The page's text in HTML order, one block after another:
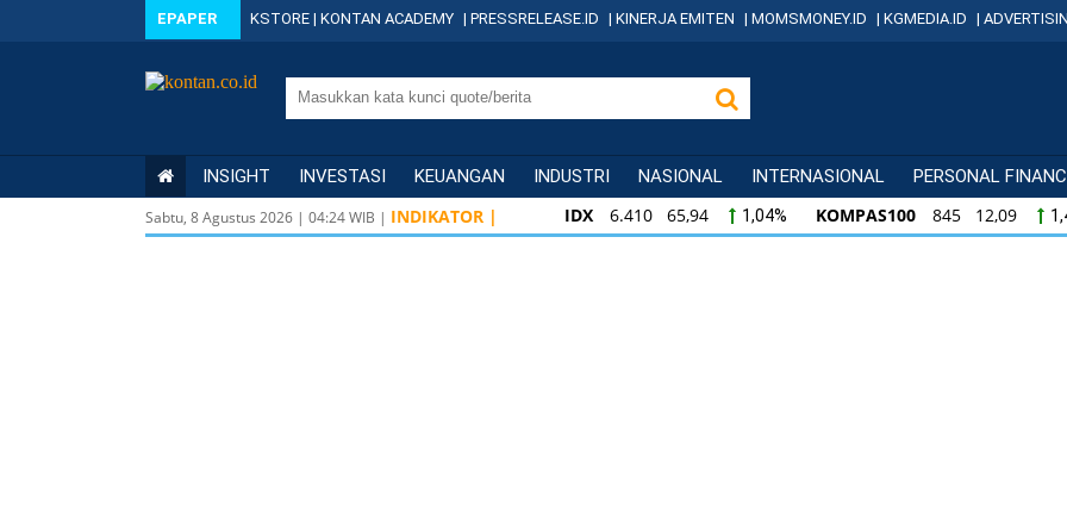
EPAPER KSTORE | KONTAN ACADEMY | PRESSRELEASE.ID | KINERJA EMITEN | MOMSMONEY.ID | KGMEDIA.ID |
INSIGHT INVESTASI KEUANGAN INDUSTRI NASIONAL INTERNASIONAL PERSONAL
Sabtu, 8 Agustus 2026 | 04:24WIB | INDIKATOR | IDX 6.410 65,94 1,04% KOMPAS100 845 12,09
KOMPAS100 845 12,09 1,45% LQ45 640 9,44